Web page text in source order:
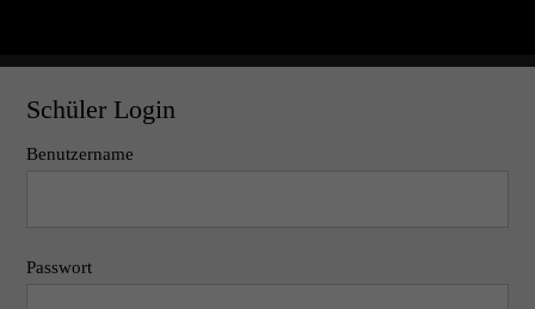
Schüler Login
Benutzername
Passwort